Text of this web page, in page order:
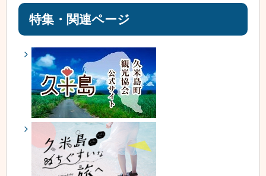
特集・関連ページ